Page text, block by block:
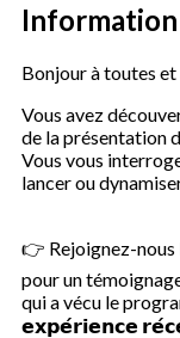
Information
Bonjour à toutes et
Vous avez
de la présentation
Vous vous
lancer ou
👉 Rejoignez-nous
pour un
qui a vécu le
𝗲𝘅𝗽𝗲́𝗿𝗶𝗲𝗻𝗰𝗲